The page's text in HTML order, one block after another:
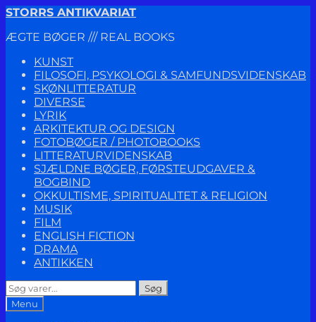
Spring
navigation
Spring
indhold
STORRS ANTIKVARIAT
ÆGTE BØGER /// REAL BOOKS
KUNST
FILOSOFI, PSYKOLOGI & SAMFUNDSVIDENSKAB
SKØNLITTERATUR
DIVERSE
LYRIK
ARKITEKTUR OG DESIGN
FOTOBØGER / PHOTOBOOKS
LITTERATURVIDENSKAB
SJÆLDNE BØGER, FØRSTEUDGAVER &
BOGBIND
OKKULTISME, SPIRITUALITET & RELIGION
MUSIK
FILM
ENGLISH FICTION
DRAMA
ANTIKKEN
Søg
efter:
Søg
Menu